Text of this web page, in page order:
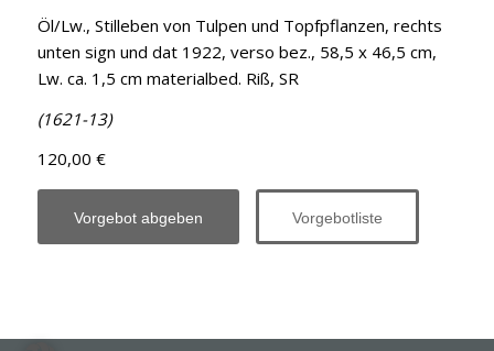
Öl/Lw., Stilleben von Tulpen und Topfpflanzen, rechts
unten sign und dat 1922, verso bez., 58,5 x 46,5 cm,
Lw. ca. 1,5 cm materialbed. Riß, SR
(1621-13)
120,00 €
Vorgebot abgeben Vorgebotliste